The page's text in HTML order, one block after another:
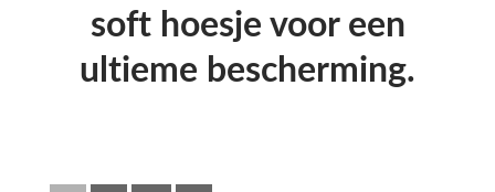
soft hoesje voor een
ultieme bescherming.